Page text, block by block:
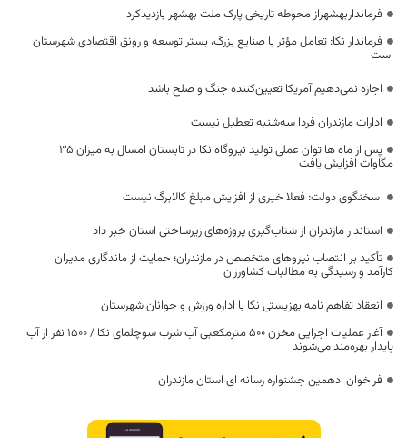
فرمانداربهشهراز محوطه تاریخی پارک ملت بهشهر بازدیدکرد
فرماندار نکا: تعامل مؤثر با صنایع بزرگ، بستر توسعه و رونق اقتصادی شهرستان
است
اجازه نمی‌دهیم آمریکا تعیین‌کننده جنگ و صلح باشد
ادارات مازندران فردا سه‌شنبه تعطیل نیست
پس از ماه ها توان عملی تولید نیروگاه نکا در تابستان امسال به میزان ۳۵
مگاوات افزایش یافت
سخنگوی دولت: فعلا خبری از افزایش مبلغ کالابرگ نیست
استاندار مازندران از شتاب‌گیری پروژه‌های زیرساختی استان خبر داد
تأکید بر انتصاب نیروهای متخصص در مازندران؛ حمایت از ماندگاری مدیران
کارآمد و رسیدگی به مطالبات کشاورزان
انعقاد تفاهم نامه بهزیستی نکا با اداره ورزش و جوانان شهرستان
آغاز عملیات اجرایی مخزن ۵۰۰ مترمکعبی آب شرب سوچلمای نکا / ۱۵۰۰ نفر از آب
پایدار بهره‌مند می‌شوند
فراخوان دهمین جشنواره رسانه ای استان مازندران